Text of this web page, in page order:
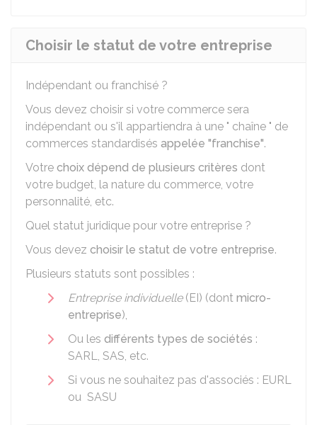
Choisir le statut de votre entreprise
Indépendant ou franchisé ?
Vous devez choisir si votre commerce sera
indépendant ou s'il appartiendra à une " chaîne " de
commerces standardisés appelée "franchise".
Votre choix dépend de plusieurs critères dont
votre budget, la nature du commerce, votre
personnalité, etc.
Quel statut juridique pour votre entreprise ?
Vous devez choisir le statut de votre entreprise.
Plusieurs statuts sont possibles :
Entreprise individuelle(EI) (dont micro-
entreprise),
Ou les différents types de sociétés :
SARL, SAS, etc.
Si vous ne souhaitez pas d'associés : EURL
ou SASU